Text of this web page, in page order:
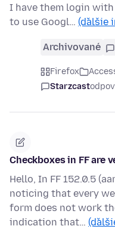
I have them login
to use Googl… (ďalšie
Archivované
Firefox
Starzcast
Checkboxes in FF are
Hello, In FF 152.0.5
noticing that every
form does not work
indication that…